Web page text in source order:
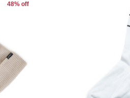
48% off